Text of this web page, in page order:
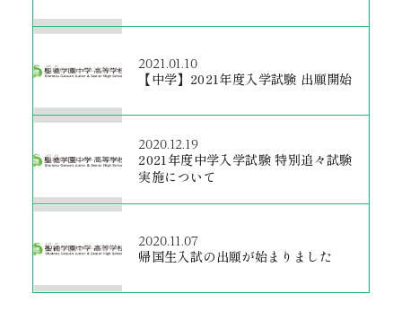
2021.01.10
【中学】2021年度入学試験 出願開始
2020.12.19
2021年度中学入学試験 特別追々試験
実施について
2020.11.07
帰国生入試の出願が始まりました